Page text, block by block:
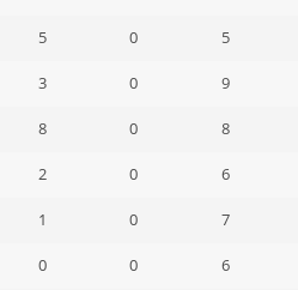
5 0
5
3 0
9
8 0
8
2 0
6
1 0
7
0 0
6